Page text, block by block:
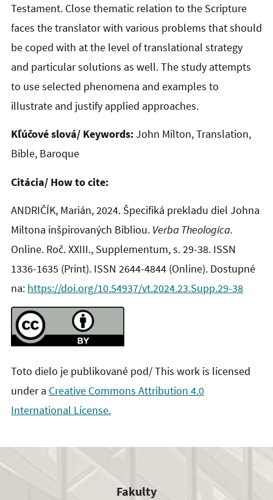
Testament. Close thematic relation to the Scripture
faces the translator with various problems that should
be coped with at the level of translational strategy
and particular solutions as well. The study attempts
to use selected phenomena and examples to
illustrate and justify applied approaches.
Kľúčové slová/ Keywords:John Milton, Translation,
Bible, Baroque
Citácia/ How to cite:
ANDRIČÍK, Marián, 2024. Špecifiká prekladu diel Johna
Miltona inšpirovaných Bibliou. Verba Theologica.
Online. Roč. XXIII., Supplementum, s. 29-38. ISSN
1336-1635 (Print). ISSN 2644-4844 (Online). Dostupné
na: https://doi.org/10.54937/vt.2024.23.Supp.29-38
Toto dielo je publikované pod/ This work is licensed
under a Creative Commons Attribution 4.0
International License.
Fakulty